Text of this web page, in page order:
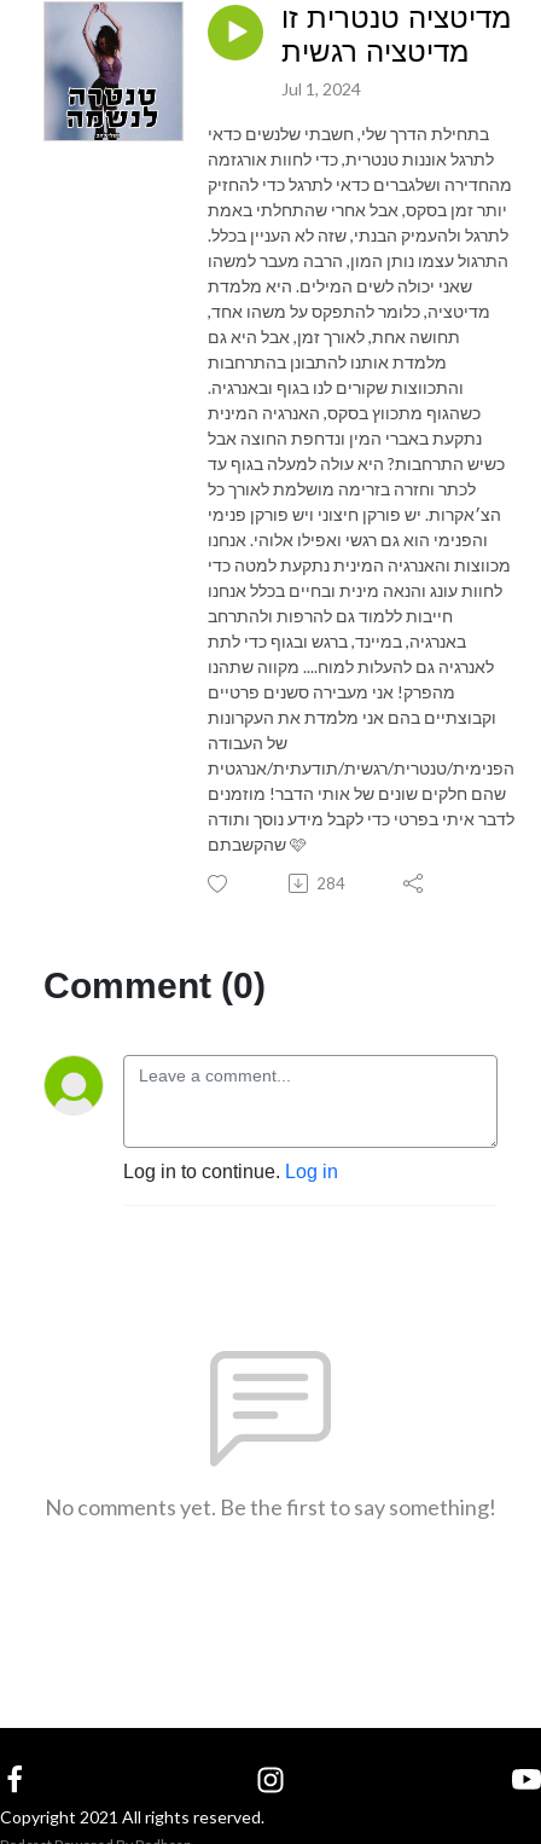
מדיטציה טנטרית זו
מדיטציה רגשית
Jul 1, 2024
בתחילת הדרך שלי, חשבתי שלנשים כדאי
לתרגל אוננות טנטרית, כדי לחוות אורגזמה
מהחדירה ושלגברים כדאי לתרגל כדי להחזיק
יותר זמן בסקס, אבל אחרי שהתחלתי באמת
לתרגל ולהעמיק הבנתי, שזה לא העניין בכלל.
התרגול עצמו נותן המון, הרבה מעבר למשהו
שאני יכולה לשים המילים. היא מלמדת
מדיטציה, כלומר להתפקס על משהו אחד,
תחושה אחת, לאורך זמן, אבל היא גם
מלמדת אותנו להתבונן בהתרחבות
והתכווצות שקורים לנו בגוף ובאנרגיה.
כשהגוף מתכווץ בסקס, האנרגיה המינית
נתקעת באברי המין ונדחפת החוצה אבל
כשיש התרחבות? היא עולה למעלה בגוף עד
לכתר וחזרה בזרימה מושלמת לאורך כל
הצ׳אקרות. יש פורקן חיצוני ויש פורקן פנימי
והפנימי הוא גם רגשי ואפילו אלוהי. אנחנו
מכווצות והאנרגיה המינית נתקעת למטה כדי
לחוות עונג והנאה מינית ובחיים בכלל אנחנו
חייבות ללמוד גם להרפות ולהתרחב
באנרגיה, במיינד, ברגש ובגוף כדי לתת
לאנרגיה גם להעלות למוח.... מקווה שתהנו
מהפרק! אני מעבירה סשנים פרטיים
וקבוצתיים בהם אני מלמדת את העקרונות
של העבודה
הפנימית/טנטרית/רגשית/תודעתית/אנרגטית
שהם חלקים שונים של אותי הדבר! מוזמנים
לדבר איתי בפרטי כדי לקבל מידע נוסך ותודה
שהקשבתם 🩷
284
Comment (0)
Log in to continue. Log in
No comments yet. Be the first to say something!
Copyright 2021 All rights reserved.